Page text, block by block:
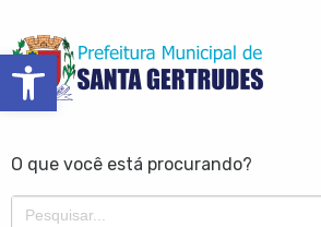
Barra de Ferramentas Aberta
O que você está procurando?
Search
for: